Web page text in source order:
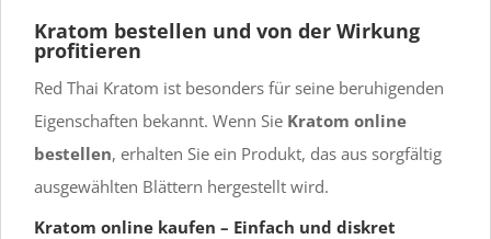
Kratom bestellen und von der Wirkung
profitieren
Red Thai Kratom ist besonders für seine beruhigenden
Eigenschaften bekannt. Wenn Sie Kratom online
bestellen, erhalten Sie ein Produkt, das aus sorgfältig
ausgewählten Blättern hergestellt wird.
Kratom online kaufen – Einfach und diskret